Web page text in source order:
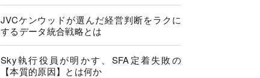
JVCケンウッドが選んだ経営判断をラクに
するデータ統合戦略とは
Sky執行役員が明かす、SFA定着失敗の
【本質的原因】とは何か